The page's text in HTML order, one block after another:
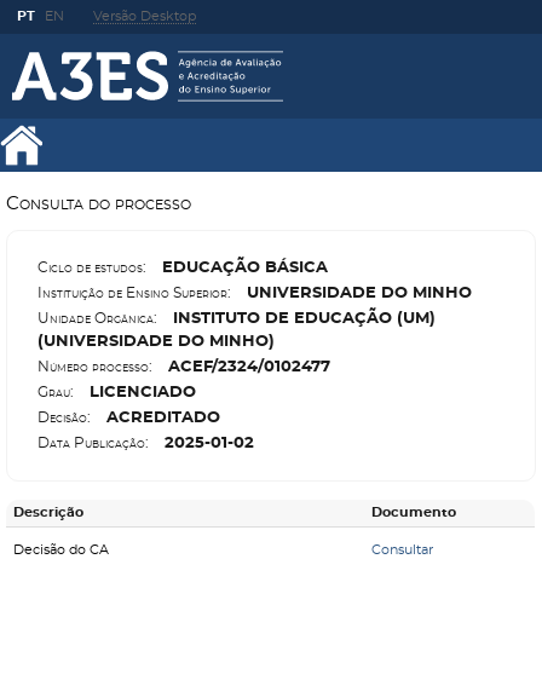
PT EN Versão Desktop
Consulta do processo
Ciclo de estudos: E DUCAÇÃO BÁSICA
Instituição de Ensino Superior: U NIVERSIDADE DO MINHO
Unidade Orgânica:
NSTITUTO DE EDUCAÇÃO (UM)
(UNIVERSIDADE DO MINHO)
Número processo: ACEF/2324/0102477
Grau: L ICENCIADO
Decisão: ACREDITADO
Data Publicação: 2025-01-02
Descrição Documento
Decisão do CA Consultar